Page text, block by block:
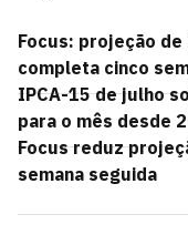
Focus: projeção de
completa cinco
IPCA-15 de julho
para o mês desde
Focus reduz
semana seguida